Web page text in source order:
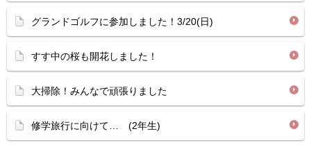
グランドゴルフに参加しました！3/20(日)
すす中の桜も開花しました！
大掃除！みんなで頑張りました
修学旅行に向けて… (2年生)